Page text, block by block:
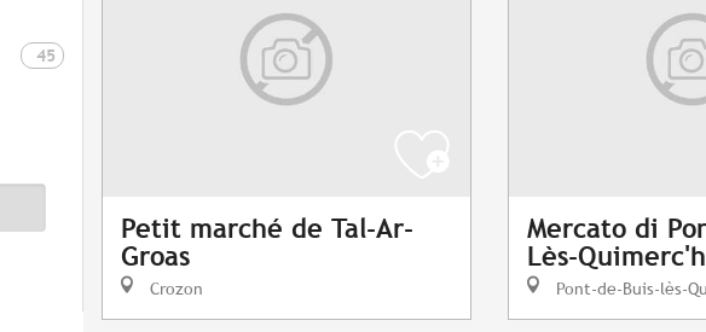
45
Petit marché de Tal-Ar-
Groas
Crozon
Mercato di
Lès-Quimerc'h
Pont-de-Buis-lès-